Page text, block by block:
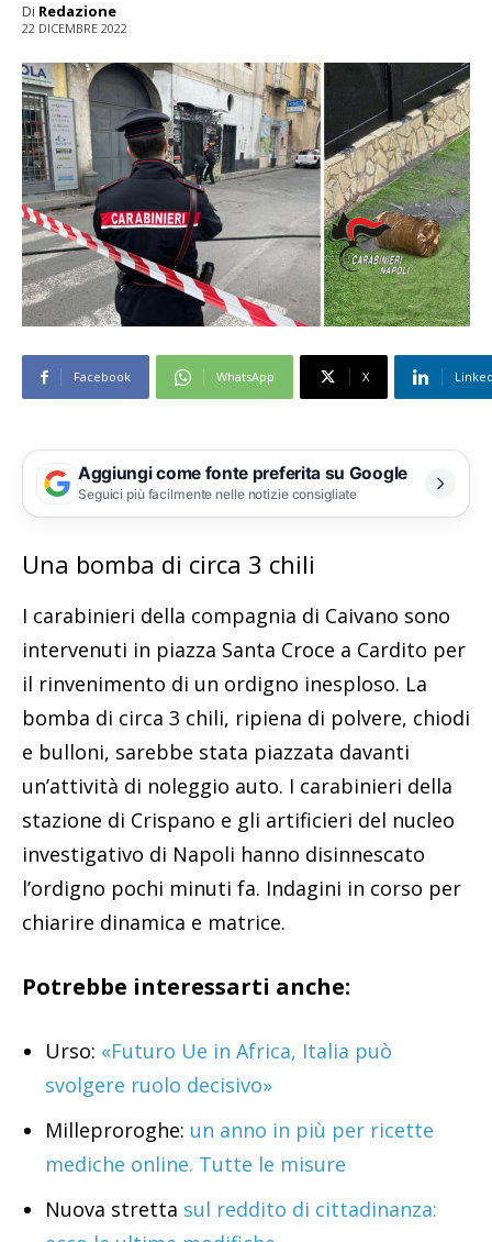
Di Redazione
22 DICEMBRE 2022
Facebook WhatsApp X
Aggiungi come fonte preferita su Google
Seguici più facilmente nelle notizie consigliate
Una bomba di circa 3 chili
I carabinieri della compagnia di Caivano sono
intervenuti in piazza Santa Croce a Cardito per
il rinvenimento di un ordigno inesploso. La
bomba di circa 3 chili, ripiena di polvere, chiodi
e bulloni, sarebbe stata piazzata davanti
un’attività di noleggio auto. I carabinieri della
stazione di Crispano e gli artificieri del nucleo
investigativo di Napoli hanno disinnescato
l’ordigno pochi minuti fa. Indagini in corso per
chiarire dinamica e matrice.
Potrebbe interessarti anche:
Urso: «Futuro Ue in Africa, Italia può
svolgere ruolo decisivo»
Milleproroghe: un anno in più per ricette
mediche online. Tutte le misure
Nuova stretta sul reddito di cittadinanza: